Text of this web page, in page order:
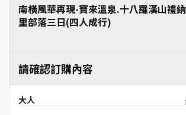
南橫風華再現-寶來溫泉.十八羅漢山禮納
里部落三日(四人成行)
請確認訂購內容
大人